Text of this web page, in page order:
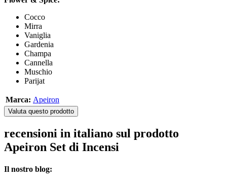
Cocco
Mirra
Vaniglia
Gardenia
Champa
Cannella
Muschio
Parijat
Marca: Apeiron
Valuta questo prodotto
recensioni in italiano sul prodotto
Apeiron Set di Incensi
Il nostro blog: